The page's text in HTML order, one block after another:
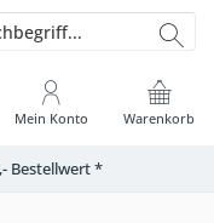
Bestellwert *
Warenkorb
Mein Konto